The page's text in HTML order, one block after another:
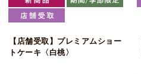
【店舗受取】プレミアムショー
トケーキ〈白桃〉